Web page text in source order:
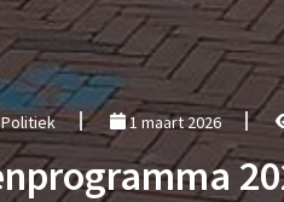
1 maart 2026